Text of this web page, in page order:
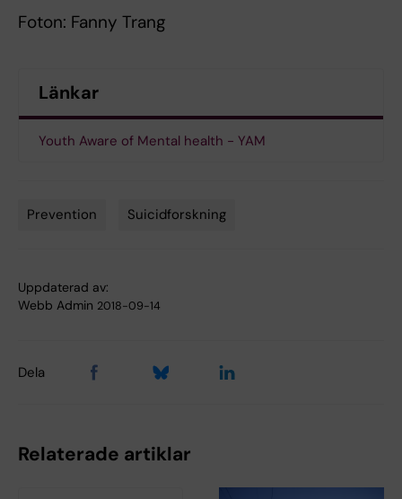
Foton: Fanny Trang
Länkar
Youth Aware of Mental health - YAM
Prevention Suicidforskning
Uppdaterad av:
Webb Admin 2018-09-14
Dela
Relaterade artiklar